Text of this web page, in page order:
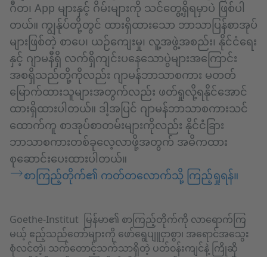
ဂီတ၊ App များနှင့် ဂိမ်းများကို သင်တွေ့ရှိရမှာပဲ ဖြစ်ပါ
တယ်။ ကျွန်ုပ်တို့တွင် ထားရှိထားသော ဘာသာပြန်စာအုပ်
များဖြစ်တဲ့ စာပေ၊ ယဉ်ကျေးမှု၊ လူ့အဖွဲ့အစည်း၊ နိုင်ငံရေး
နှင့် ဂျာမနီရှိ လက်ရှိကျင်းပနေသောပွဲများအကြောင်း
အစရှိသည်တို့ကိုလည်း ဂျာမန်ဘာသာစကား မတတ်
မြောက်ထားသူများအတွက်လည်း ဖတ်ရှုလို့ရနိုင်အောင်
ထားရှိထားပါတယ်။ ဒါ့အပြင် ဂျာမန်ဘာသာစကားသင်
ထောက်ကူ စာအုပ်စာတမ်းများကိုလည်း နိုင်ငံခြား
ဘာသာစကားတစ်ခုလေ့လာဖို့အတွက် အဓိကထား
စုဆောင်းပေးထားပါတယ်။
စာကြည့်တိုက်၏ ကတ်တလောက်သို့ ကြည့်ရှုရန်။
Goethe-Institut မြန်မာ၏ စာကြည့်တိုက်ကို လာရောက်ကြ
မယ့် ဧည့်သည်တော်များကို ဖော်ရွေပျူငှာစွာ၊ အရောင်အသွေး
စုံလင်တဲ့၊ သက်တောင့်သက်သာရှိတဲ့ ပတ်၀န်းကျင်နဲ့ ကြိုဆို